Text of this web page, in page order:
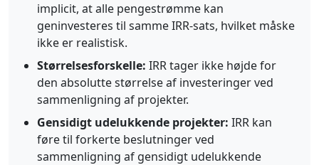
implicit, at alle pengestrømme kan
geninvesteres til samme IRR-sats, hvilket måske
ikke er realistisk.
Størrelsesforskelle: IRR tager ikke højde for
den absolutte størrelse af investeringer ved
sammenligning af projekter.
Gensidigt udelukkende projekter: IRR kan
føre til forkerte beslutninger ved
sammenligning af gensidigt udelukkende